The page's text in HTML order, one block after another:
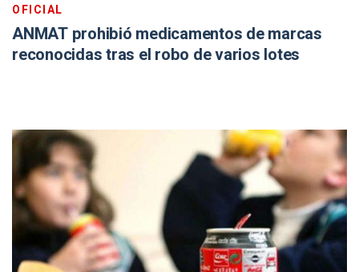
OFICIAL
ANMAT prohibió medicamentos de marcas
reconocidas tras el robo de varios lotes